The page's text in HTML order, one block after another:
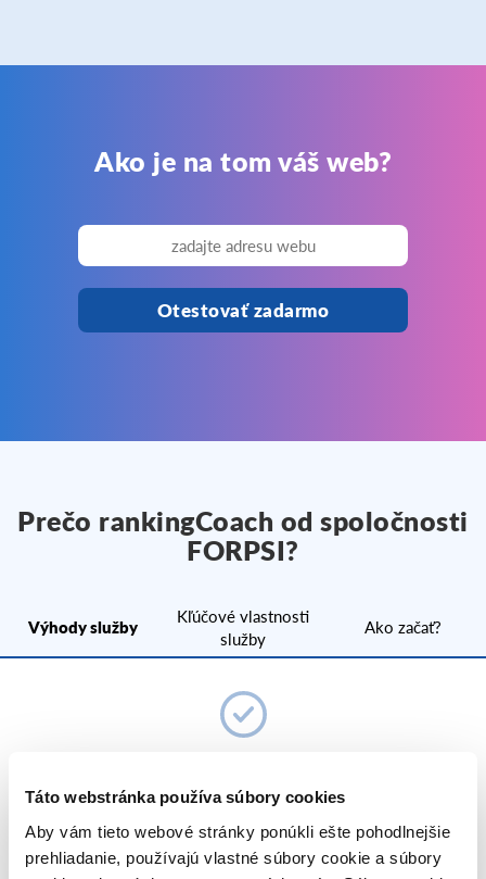
Táto webstránka používa súbory cookies
Aby vám tieto webové stránky ponúkli ešte pohodlnejšie
prehliadanie, používajú vlastné súbory cookie a súbory
Ako je na tom váš web?
Otestovať zadarmo
Prečo rankingCoach od spoločnosti
FORPSI?
Výhody služby
Kľúčové vlastnosti
služby
Ako začať?